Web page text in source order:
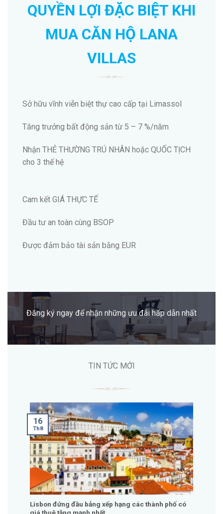
QUYỀN LỢI ĐẶC BIỆT KHI
MUA CĂN HỘ LANA
VILLAS
Sở hữu vĩnh viễn biệt thự cao cấp tại Limassol
Tăng trưởng bất động sản từ 5 – 7 %/năm
Nhận THẺ THƯỜNG TRÚ NHÂN hoặc QUỐC TỊCH
cho 3 thế hệ
Cam kết GIÁ THỰC TẾ
Đầu tư an toàn cùng BSOP
Được đảm bảo tài sản bằng EUR
Đăng ký ngay để nhận những ưu đãi hấp dẫn nhất
TIN TỨC MỚI
Lisbon đứng đầu bảng xếp hạng các thành phố có
giá thuê tăng mạnh nhất
16
Th8